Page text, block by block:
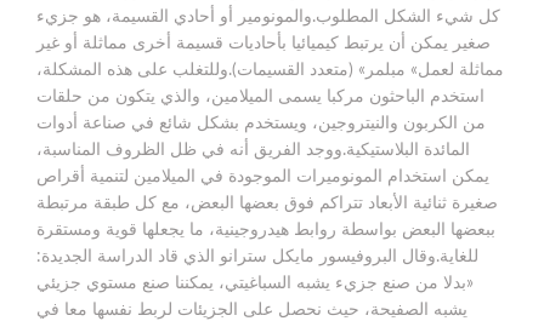
كل شيء الشكل المطلوب.والمونومير أو أحادي القسيمة، هو جزيء
صغير يمكن أن يرتبط كيميائيا بأحاديات قسيمة أخرى مماثلة أو غير
مماثلة لعمل» مبلمر» (متعدد القسيمات).وللتغلب على هذه المشكلة،
استخدم الباحثون مركبا يسمى الميلامين، والذي يتكون من حلقات
من الكربون والنيتروجين، ويستخدم بشكل شائع في صناعة أدوات
المائدة البلاستيكية.ووجد الفريق أنه في ظل الظروف المناسبة،
يمكن استخدام المونوميرات الموجودة في الميلامين لتنمية أقراص
صغيرة ثنائية الأبعاد تتراكم فوق بعضها البعض، مع كل طبقة مرتبطة
ببعضها البعض بواسطة روابط هيدروجينية، ما يجعلها قوية ومستقرة
للغاية.وقال البروفيسور مايكل سترانو الذي قاد الدراسة الجديدة:
«بدلا من صنع جزيء يشبه السباغيتي، يمكننا صنع مستوي جزيئي
يشبه الصفيحة، حيث نحصل على الجزيئات لربط نفسها معا في